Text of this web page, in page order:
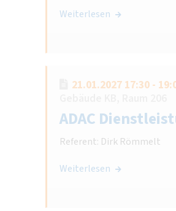
Weiterlesen
21.01.2027 17:30 -
ADAC
Referent: Dirk Römmelt
Weiterlesen